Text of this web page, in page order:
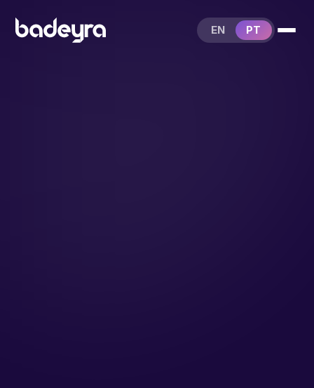
EN PT